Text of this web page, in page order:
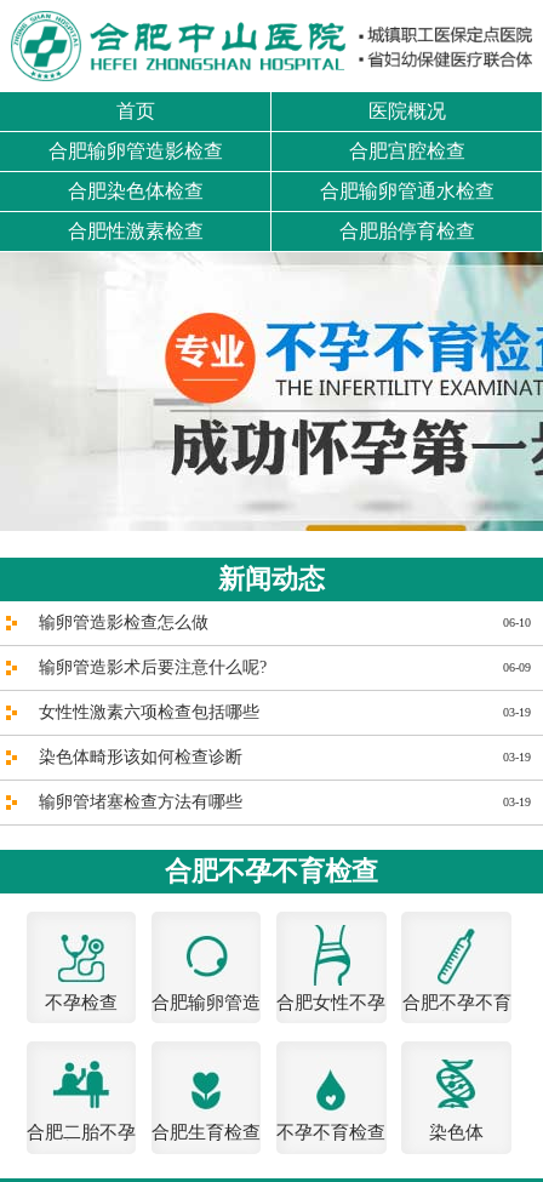
首页
医院概况
合肥输卵管造影检查
合肥宫腔检查
合肥染色体检查
合肥输卵管通水检查
合肥性激素检查
合肥胎停育检查
新闻动态
06-10
输卵管造影检查怎么做
06-09
输卵管造影术后要注意什么呢?
03-19
女性性激素六项检查包括哪些
03-19
染色体畸形该如何检查诊断
03-19
输卵管堵塞检查方法有哪些
合肥不孕不育检查
不孕检查
合肥输卵管造
合肥女性不孕
合肥不孕不育
合肥二胎不孕
合肥生育检查
不孕不育检查
染色体